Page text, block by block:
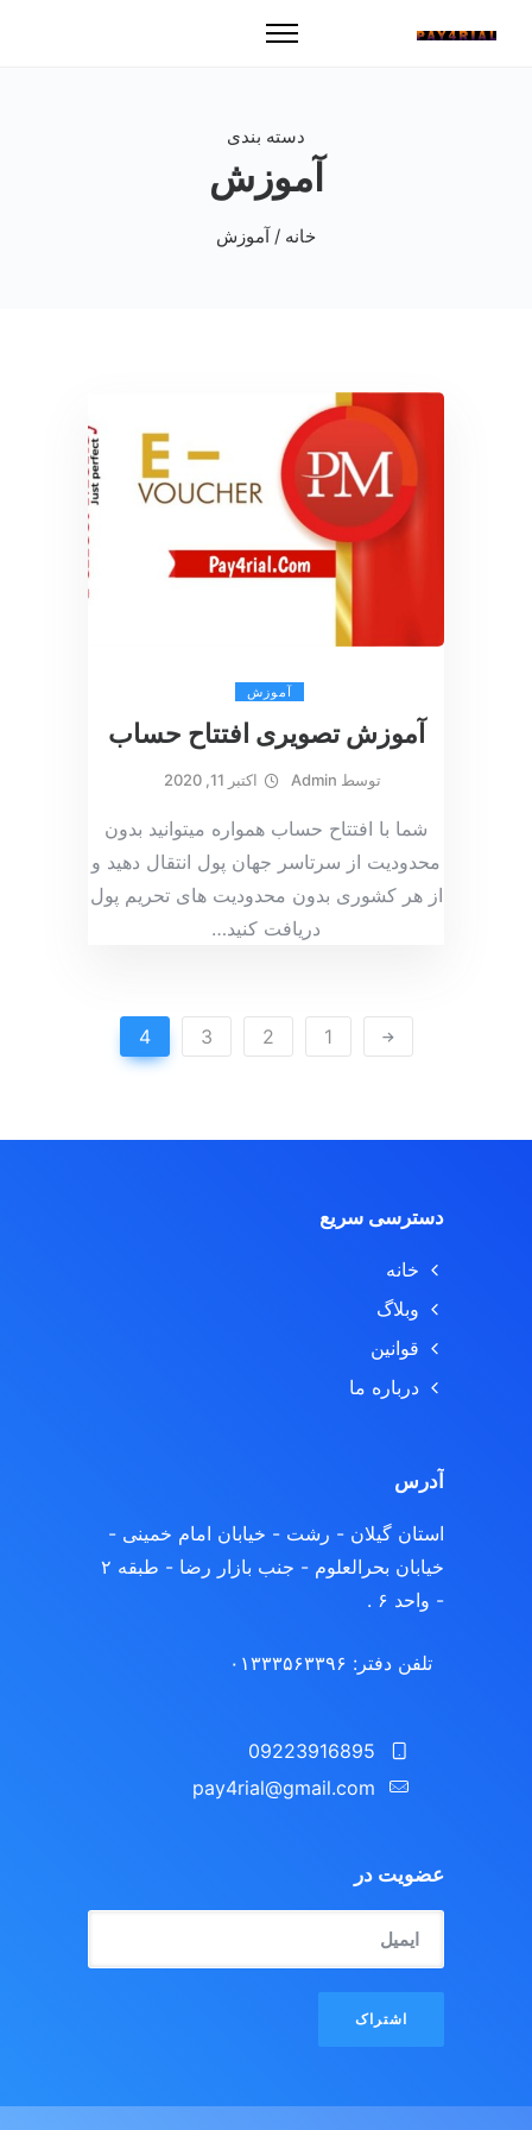
دسته بندی
آموزش
خانه / آموزش
آموزش
آموزش تصویری افتتاح حساب
توسط Admin اکتبر 11, 2020
شما با افتتاح حساب همواره میتوانید بدون
محدودیت از سرتاسر جهان پول انتقال دهید و
از هر کشوری بدون محدودیت های تحریم پول
دریافت کنید…
1
2
3
4
دسترسی سریع
خانه
وبلاگ
قوانین
درباره ما
آدرس
استان گیلان - رشت - خیابان امام خمینی -
خیابان بحرالعلوم - جنب بازار رضا - طبقه ۲
- واحد ۶ .
تلفن دفتر: ۰۱۳۳۳۵۶۳۳۹۶
09223916895
pay4rial@gmail.com‬‏
عضویت در